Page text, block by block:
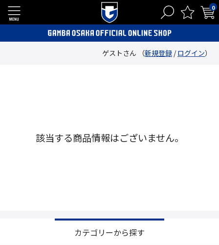
0
ゲストさん （新規登録 /ログイン）
該当する商品情報はございません。
カテゴリーから探す